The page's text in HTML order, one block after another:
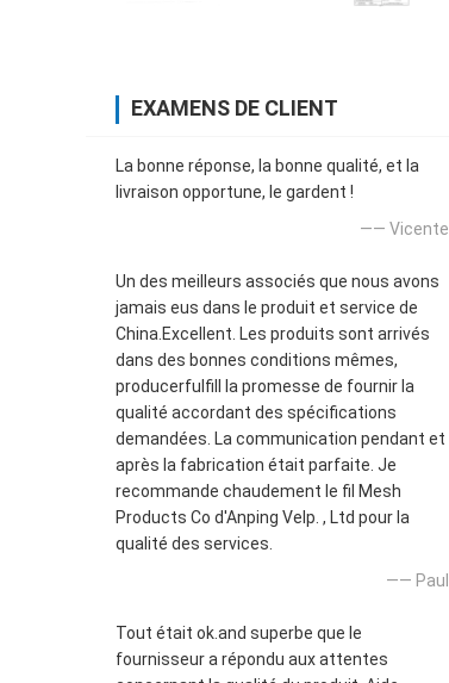
EXAMENS DE CLIENT
La bonne réponse, la bonne qualité, et la
livraison opportune, le gardent !
—— Vicente
Un des meilleurs associés que nous avons
jamais eus dans le produit et service de
China.Excellent. Les produits sont arrivés
dans des bonnes conditions mêmes,
producerfulfill la promesse de fournir la
qualité accordant des spécifications
demandées. La communication pendant et
après la fabrication était parfaite. Je
recommande chaudement le fil Mesh
Products Co d'Anping Velp. , Ltd pour la
qualité des services.
—— Paul
Tout était ok.and superbe que le
fournisseur a répondu aux attentes